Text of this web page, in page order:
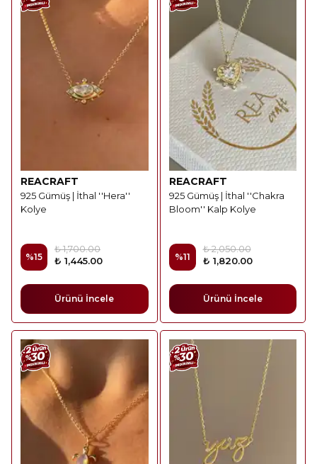
REACRAFT
925 Gümüş | İthal ''Hera''
Kolye
%15
₺ 1,700.00
₺ 1,445.00
Ürünü İncele
REACRAFT
925 Gümüş | İthal ''Chakra
Bloom'' Kalp Kolye
%11
₺ 2,050.00
₺ 1,820.00
Ürünü İncele